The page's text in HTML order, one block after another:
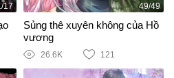
17 49/49
Sủng thê xuyên không của Hồ
vương
26.6K 121